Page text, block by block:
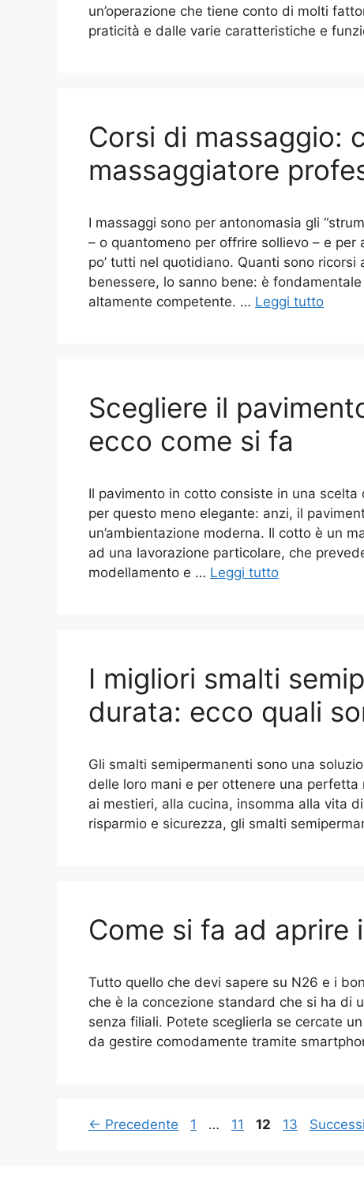
un’operazione che tiene conto di molti
praticità e dalle varie caratteristiche e
Corsi di massaggio:
massaggiatore
I massaggi sono per antonomasia gli
– o quantomeno per offrire sollievo – e
po’ tutti nel quotidiano. Quanti sono
benessere, lo sanno bene: è
altamente competente. … Leggi tutto
Scegliere il
ecco come si fa
Il pavimento in cotto consiste in una scelta
per questo meno elegante: anzi, il
un’ambientazione moderna. Il cotto è un
ad una lavorazione particolare, che
modellamento e … Leggi tutto
I migliori smalti
durata: ecco quali
Gli smalti semipermanenti sono una
delle loro mani e per ottenere una
ai mestieri, alla cucina, insomma alla vita
risparmio e sicurezza, gli smalti
Come si fa ad aprire
Tutto quello che devi sapere su N26 e i
che è la concezione standard che si ha di
senza filiali. Potete sceglierla se cercate
da gestire comodamente tramite
← Precedente Pagina
1 … Pagina
11 Pagina
12 Pagina
13